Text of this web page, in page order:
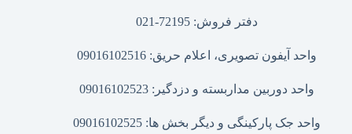
دفتر فروش: 72195-021
واحد آیفون تصویری، اعلام حریق: 09016102516
واحد دوربین مداربسته و دزدگیر: 09016102523
واحد جک پارکینگی و دیگر بخش ها: 09016102525